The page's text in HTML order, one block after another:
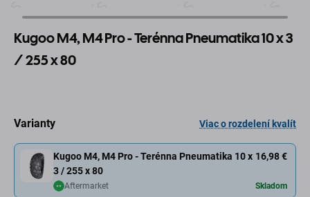
Kugoo M4, M4 Pro - Terénna Pneumatika 10 x 3
/ 255 x 80
Varianty Viac o rozdelení kvalít
Kugoo M4, M4 Pro - Terénna Pneumatika 10 x
3 / 255 x 80
16,98 €
Aftermarket Skladom